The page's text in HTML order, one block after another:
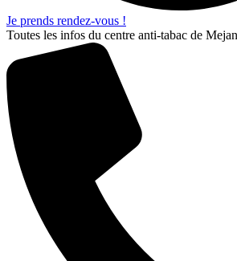
Je prends rendez-vous !
Toutes les infos du centre anti-tabac de